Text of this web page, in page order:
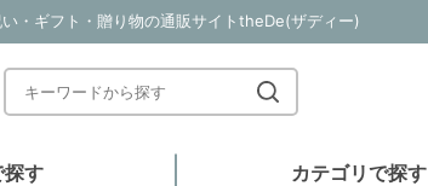
・ギフト・贈り物の通販サイトtheDe(ザディー)
探す カテゴリで探す